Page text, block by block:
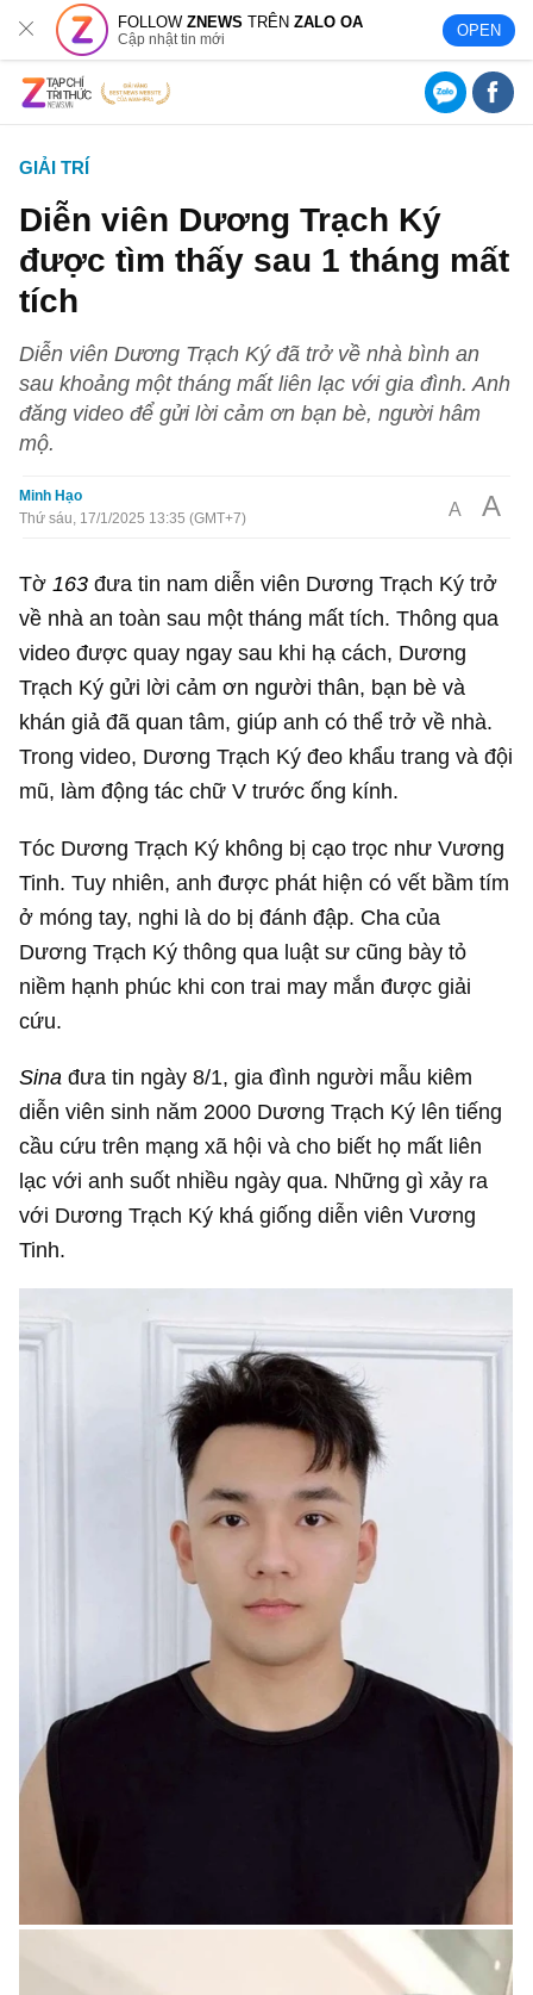
FOLLOWZNEWS TRÊNZALO OA
Cập nhật tin mới OPEN
GIẢI TRÍ
Diễn viên Dương Trạch Ký
được tìm thấy sau 1 tháng mất
tích
Diễn viên Dương Trạch Ký đã trở về nhà bình an
sau khoảng một tháng mất liên lạc với gia đình. Anh
đăng video để gửi lời cảm ơn bạn bè, người hâm
mộ.
Minh Hạo
Thứ sáu, 17/1/2025 13:35 (GMT+7)
A A
Tờ163 đưa tin nam diễn viên Dương Trạch Ký trở
về nhà an toàn sau một tháng mất tích. Thông qua
video được quay ngay sau khi hạ cách, Dương
Trạch Ký gửi lời cảm ơn người thân, bạn bè và
khán giả đã quan tâm, giúp anh có thể trở về nhà.
Trong video, Dương Trạch Ký đeo khẩu trang và đội
mũ, làm động tác chữ V trước ống kính.
Tóc Dương Trạch Ký không bị cạo trọc như Vương
Tinh. Tuy nhiên, anh được phát hiện có vết bầm tím
ở móng tay, nghi là do bị đánh đập. Cha của
Dương Trạch Ký thông qua luật sư cũng bày tỏ
niềm hạnh phúc khi con trai may mắn được giải
cứu.
Sina đưa tin ngày 8/1, gia đình người mẫu kiêm
diễn viên sinh năm 2000 Dương Trạch Ký lên tiếng
cầu cứu trên mạng xã hội và cho biết họ mất liên
lạc với anh suốt nhiều ngày qua. Những gì xảy ra
với Dương Trạch Ký khá giống diễn viên Vương
Tinh.